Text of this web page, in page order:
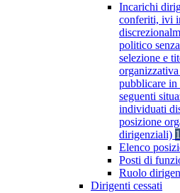
Incarichi
conferiti, ivi
politico
selezione e
pubblicare in
seguenti
individuati
posizione
dirigenziali)
Elenco
Posti di
Ruolo
Dirigenti cessati